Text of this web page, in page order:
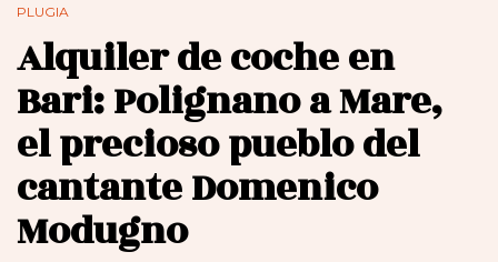
PLUGIA
Alquiler de coche en
Bari: Polignano a Mare,
el precioso pueblo del
cantante Domenico
Modugno